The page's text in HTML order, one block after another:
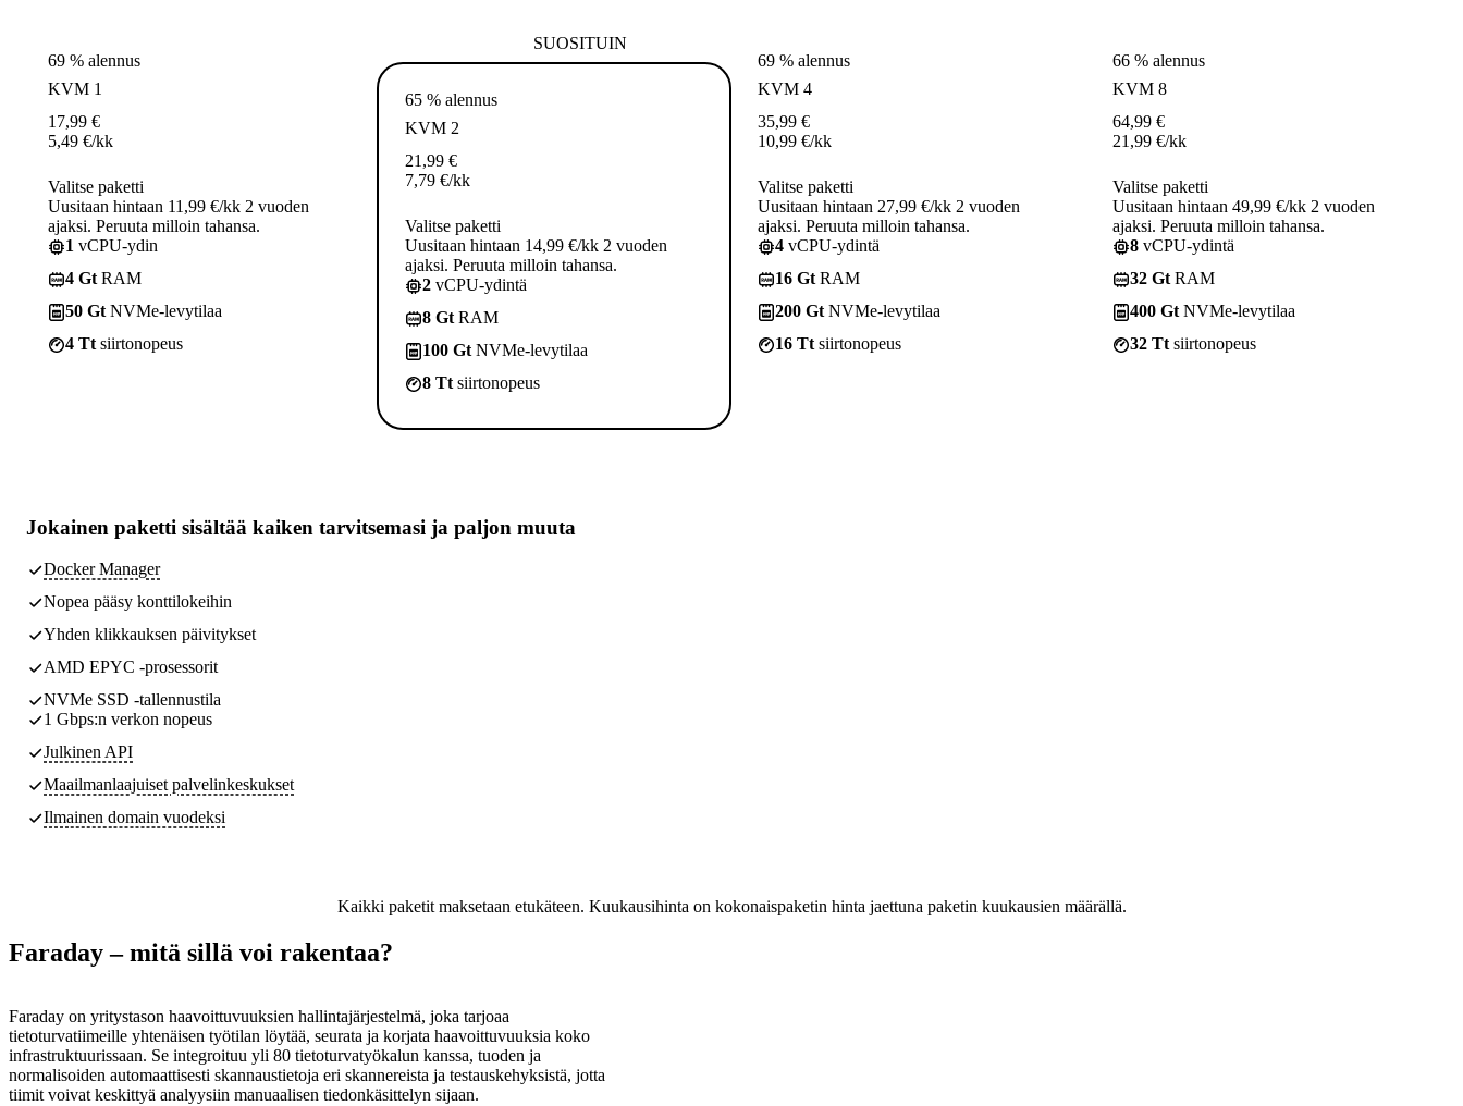
69 % alennus
KVM 1
17,99 €
5,49 €/kk
Valitse paketti
Uusitaan hintaan 11,99 €/kk 2 vuoden
ajaksi. Peruuta milloin tahansa.
1 vCPU-ydin
4 Gt RAM
50 Gt NVMe-levytilaa
4 Tt siirtonopeus
SUOSITUIN
65 % alennus
KVM 2
21,99 €
7,79 €/kk
Valitse paketti
Uusitaan hintaan 14,99 €/kk 2 vuoden
ajaksi. Peruuta milloin tahansa.
2 vCPU-ydintä
8 Gt RAM
100 Gt NVMe-levytilaa
8 Tt siirtonopeus
69 % alennus
KVM 4
35,99 €
10,99 €/kk
Valitse paketti
Uusitaan hintaan 27,99 €/kk 2 vuoden
ajaksi. Peruuta milloin tahansa.
4 vCPU-ydintä
16 Gt RAM
200 Gt NVMe-levytilaa
16 Tt siirtonopeus
66 % alennus
KVM 8
64,99 €
21,99 €/kk
Valitse paketti
Uusitaan hintaan 49,99 €/kk 2 vuoden
ajaksi. Peruuta milloin tahansa.
8 vCPU-ydintä
32 Gt RAM
400 Gt NVMe-levytilaa
32 Tt siirtonopeus
Jokainen paketti sisältää kaiken tarvitsemasi ja paljon muuta
Docker Manager
Nopea pääsy konttilokeihin
Yhden klikkauksen päivitykset
AMD EPYC -prosessorit
NVMe SSD -tallennustila
1 Gbps:n verkon nopeus
Julkinen API
Maailmanlaajuiset palvelinkeskukset
Ilmainen domain vuodeksi
Kaikki paketit maksetaan etukäteen. Kuukausihinta on kokonaispaketin hinta jaettuna paketin kuukausien määrällä.
Faraday – mitä sillä voi rakentaa?
Faraday on yritystason haavoittuvuuksien hallintajärjestelmä, joka tarjoaa
tietoturvatiimeille yhtenäisen työtilan löytää, seurata ja korjata haavoittuvuuksia koko
infrastruktuurissaan. Se integroituu yli 80 tietoturvatyökalun kanssa, tuoden ja
normalisoiden automaattisesti skannaustietoja eri skannereista ja testauskehyksistä, jotta
tiimit voivat keskittyä analyysiin manuaalisen tiedonkäsittelyn sijaan.